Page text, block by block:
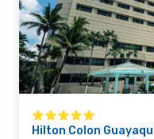
Hilton Colon